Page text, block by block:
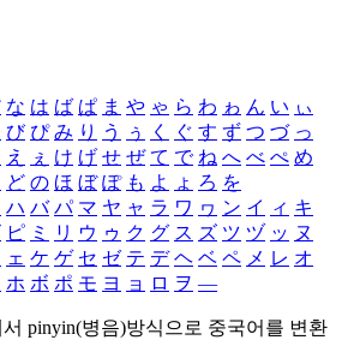
な は ば ぱ ま や ゃ ら わ ゎ ん い ぃ
び ぴ み り う ぅ く ぐ す ず つ づ っ
え ぇ け げ せ ぜ て で ね へ べ ぺ め
ど の ほ ぼ ぽ も よ ょ ろ を
ハ バ パ マ ヤ ャ ラ ワ ヮ ン イ ィ キ
ピ ミ リ ウ ゥ ク グ ス ズ ツ ヅ ッ ヌ
ェ ケ ゲ セ ゼ テ デ ヘ ベ ペ メ レ オ
ホ ボ ポ モ ヨ ョ ロ ヲ ―
pinyin(병음)방식으로 중국어를 변환